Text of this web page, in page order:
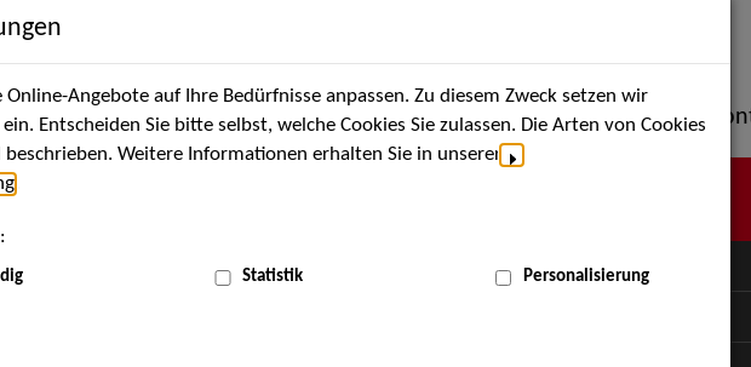
Künstler*innen Über uns Aktuelles Termine Portfolio
MENÜ
Angebote auf Ihre Bedürfnisse anpassen. Zu diesem Zweck setzen wir
Entscheiden Sie bitte selbst, welche Cookies Sie zulassen. Die Arten von Cookies
Weitere Informationen erhalten Sie in unserer
Statistik Personalisierung